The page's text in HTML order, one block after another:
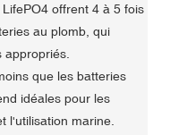
offrent 4 à 5 fois
au plomb, qui
que les batteries
idéales pour les
l'utilisation marine.